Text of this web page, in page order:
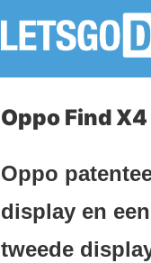
Oppo Find
Oppo
display en
tweede